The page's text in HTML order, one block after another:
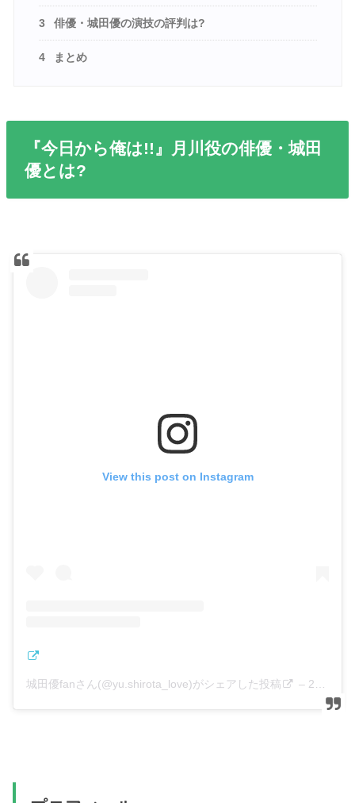
3 俳優・城田優の演技の評判は?
4 まとめ
『今日から俺は!!』月川役の俳優・城田
優とは?
View this post on Instagram
城田優fanさん(@yu.shirota_love)がシェアした投稿 – 2018年12月月4日午前4時25分PST